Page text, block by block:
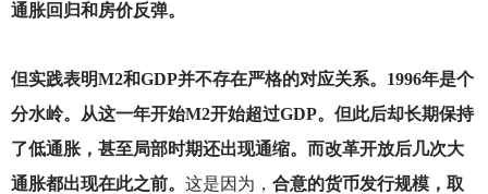
通胀回归和房价反弹。
但实践表明M2和GDP并不存在严格的对应关系。1996年是个
分水岭。从这一年开始M2开始超过GDP。但此后却长期保持
了低通胀，甚至局部时期还出现通缩。而改革开放后几次大
通胀都出现在此之前。 这是因为， 合意的货币发行规模，取